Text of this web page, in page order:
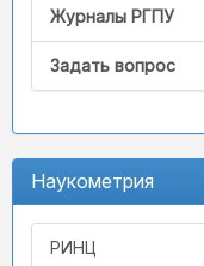
Журналы РГПУ
Задать вопрос
Наукометрия
РИНЦ